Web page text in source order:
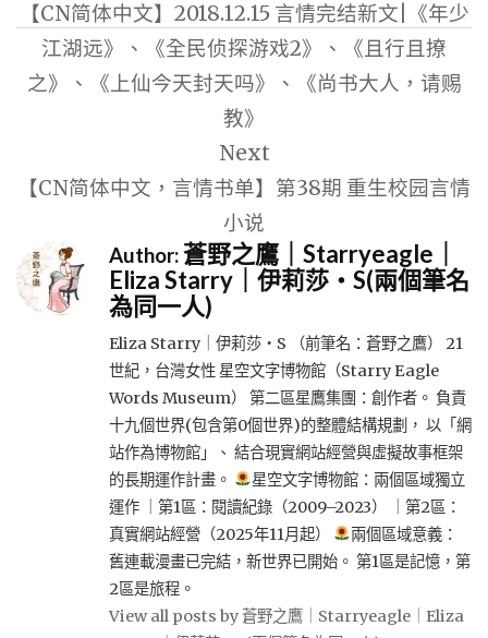
導
覽
【CN简体中文】2018.12.15 言情完结新文|《年少
江湖远》、《全民侦探游戏2》、《且行且撩
之》、《上仙今天封天吗》、《尚书大人，请赐
教》
Next
【CN简体中文，言情书单】第38期 重生校园言情
小说
Author:蒼野之鷹｜Starryeagle｜
Eliza Starry｜伊莉莎・S(兩個筆名
為同一人)
Eliza Starry｜伊莉莎・S （前筆名：蒼野之鷹） 21
世紀，台灣女性 星空文字博物館（Starry Eagle
Words Museum） 第二區星鷹集團：創作者。 負責
十九個世界(包含第0個世界)的整體結構規劃， 以「網
站作為博物館」、 結合現實網站經營與虛擬故事框架
的長期運作計畫。
星空文字博物館：兩個區域獨立
運作 ｜第1區：閱讀紀錄（2009–2023） ｜第2區：
真實網站經營（2025年11月起）
兩個區域意義：
舊連載漫畫已完結，新世界已開始。 第1區是記憶，第
2區是旅程。
View all posts by 蒼野之鷹｜Starryeagle｜Eliza